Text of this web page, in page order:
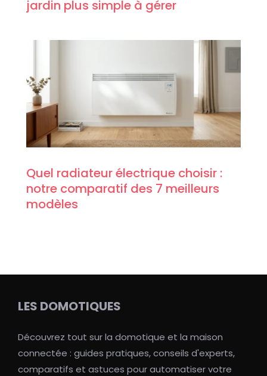
jardin plus simple à gérer
Quel radiateur électrique choisir :
notre comparatif des 7 meilleurs
modèles
LES DOMOTIQUES
Découvrez tout sur la domotique et la maison
connectée : guides pratiques, conseils d'experts,
comparatifs et astuces pour automatiser votre